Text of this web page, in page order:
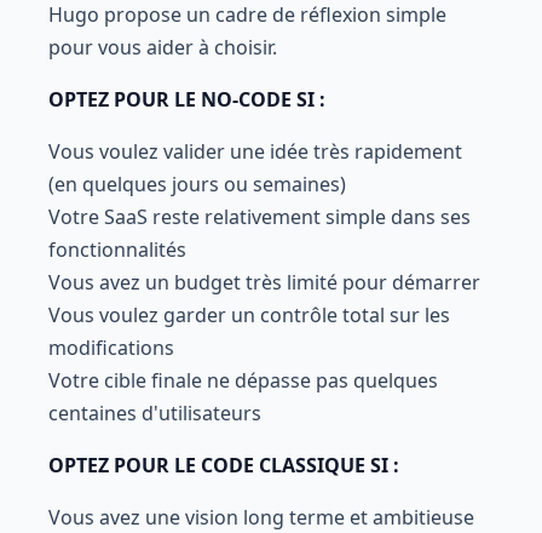
Hugo propose un cadre de réflexion simple
pour vous aider à choisir.
OPTEZ POUR LE NO-CODE SI :
Vous voulez valider une idée très rapidement
(en quelques jours ou semaines)
Votre SaaS reste relativement simple dans ses
fonctionnalités
Vous avez un budget très limité pour démarrer
Vous voulez garder un contrôle total sur les
modifications
Votre cible finale ne dépasse pas quelques
centaines d'utilisateurs
OPTEZ POUR LE CODE CLASSIQUE SI :
Vous avez une vision long terme et ambitieuse